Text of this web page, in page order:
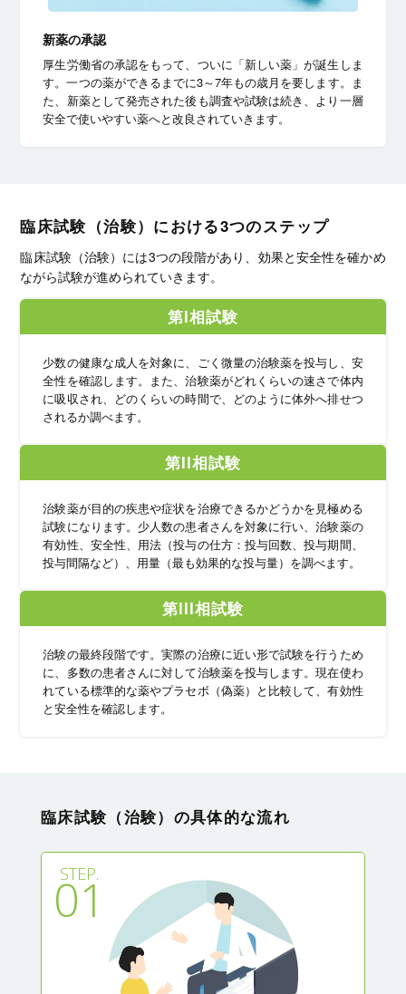
新薬の承認
厚生労働省の承認をもって、ついに「新しい薬」が誕生しま
す。一つの薬ができるまでに3～7年もの歳月を要します。ま
た、新薬として発売された後も調査や試験は続き、より一層
安全で使いやすい薬へと改良されていきます。
臨床試験（治験）における3つのステップ
臨床試験（治験）には3つの段階があり、効果と安全性を確かめ
ながら試験が進められていきます。
第I相試験
少数の健康な成人を対象に、ごく微量の治験薬を投与し、安
全性を確認します。また、治験薬がどれくらいの速さで体内
に吸収され、どのくらいの時間で、どのように体外へ排せつ
されるか調べます。
第II相試験
治験薬が目的の疾患や症状を治療できるかどうかを見極める
試験になります。少人数の患者さんを対象に行い、治験薬の
有効性、安全性、用法（投与の仕方：投与回数、投与期間、
投与間隔など）、用量（最も効果的な投与量）を調べます。
第III相試験
治験の最終段階です。実際の治療に近い形で試験を行うため
に、多数の患者さんに対して治験薬を投与します。現在使わ
れている標準的な薬やプラセボ（偽薬）と比較して、有効性
と安全性を確認します。
臨床試験（治験）の具体的な流れ
STEP.
01